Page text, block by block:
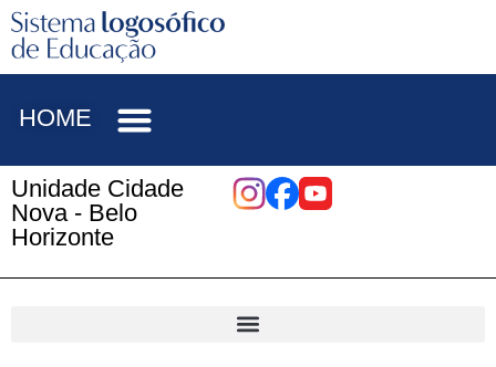
HOME
Unidade Cidade
Nova - Belo
Horizonte